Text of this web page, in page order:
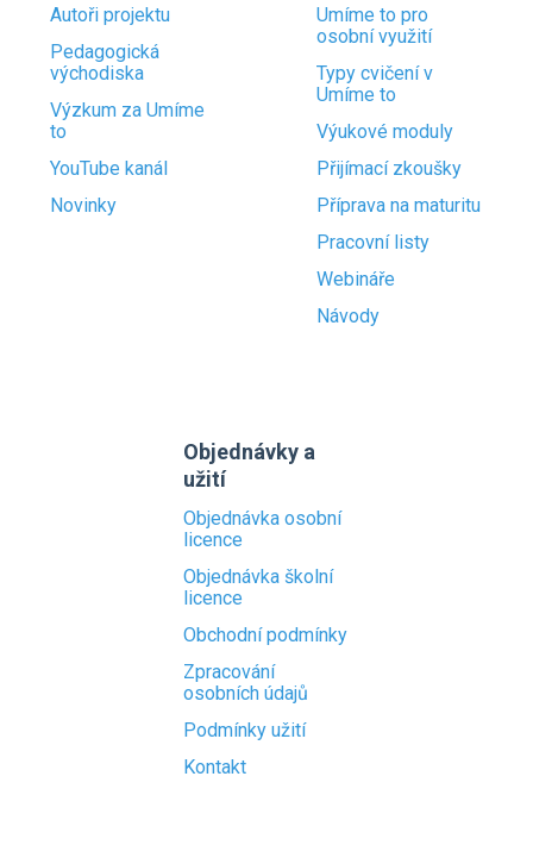
Autoři projektu
Pedagogická
východiska
Výzkum za Umíme
to
YouTube kanál
Novinky
Umíme to pro
osobní využití
Typy cvičení v
Umíme to
Výukové moduly
Přijímací zkoušky
Příprava na maturitu
Pracovní listy
Webináře
Návody
Objednávky a
užití
Objednávka osobní
licence
Objednávka školní
licence
Obchodní podmínky
Zpracování
osobních údajů
Podmínky užití
Kontakt